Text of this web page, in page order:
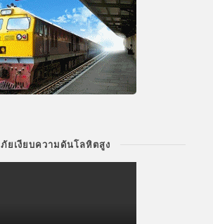
ภัยเงียบความดันโลหิตสูง